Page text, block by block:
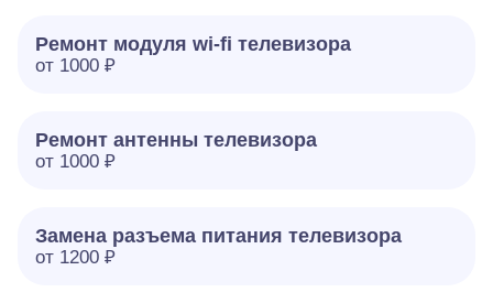
Ремонт модуля wi-fi телевизора
от 1000 ₽
Ремонт антенны телевизора
от 1000 ₽
Замена разъема питания телевизора
от 1200 ₽